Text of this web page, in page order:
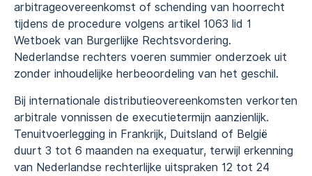
arbitrageovereenkomst of schending van hoorrecht
tijdens de procedure volgens artikel 1063 lid 1
Wetboek van Burgerlijke Rechtsvordering.
Nederlandse rechters voeren summier onderzoek uit
zonder inhoudelijke herbeoordeling van het geschil.
Bij internationale distributieovereenkomsten verkorten
arbitrale vonnissen de executietermijn aanzienlijk.
Tenuitvoerlegging in Frankrijk, Duitsland of België
duurt 3 tot 6 maanden na exequatur, terwijl erkenning
van Nederlandse rechterlijke uitspraken 12 tot 24